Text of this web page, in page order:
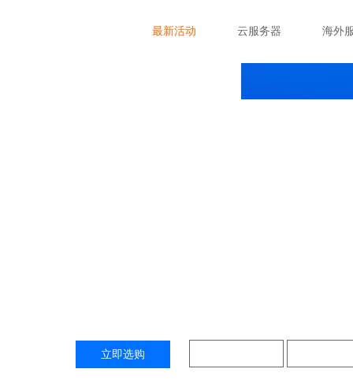
最新活动 云服务器 海外
立即选购